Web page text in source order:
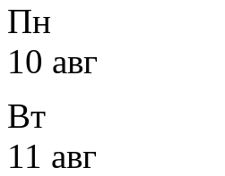
Пн
10 авг
Вт
11 авг